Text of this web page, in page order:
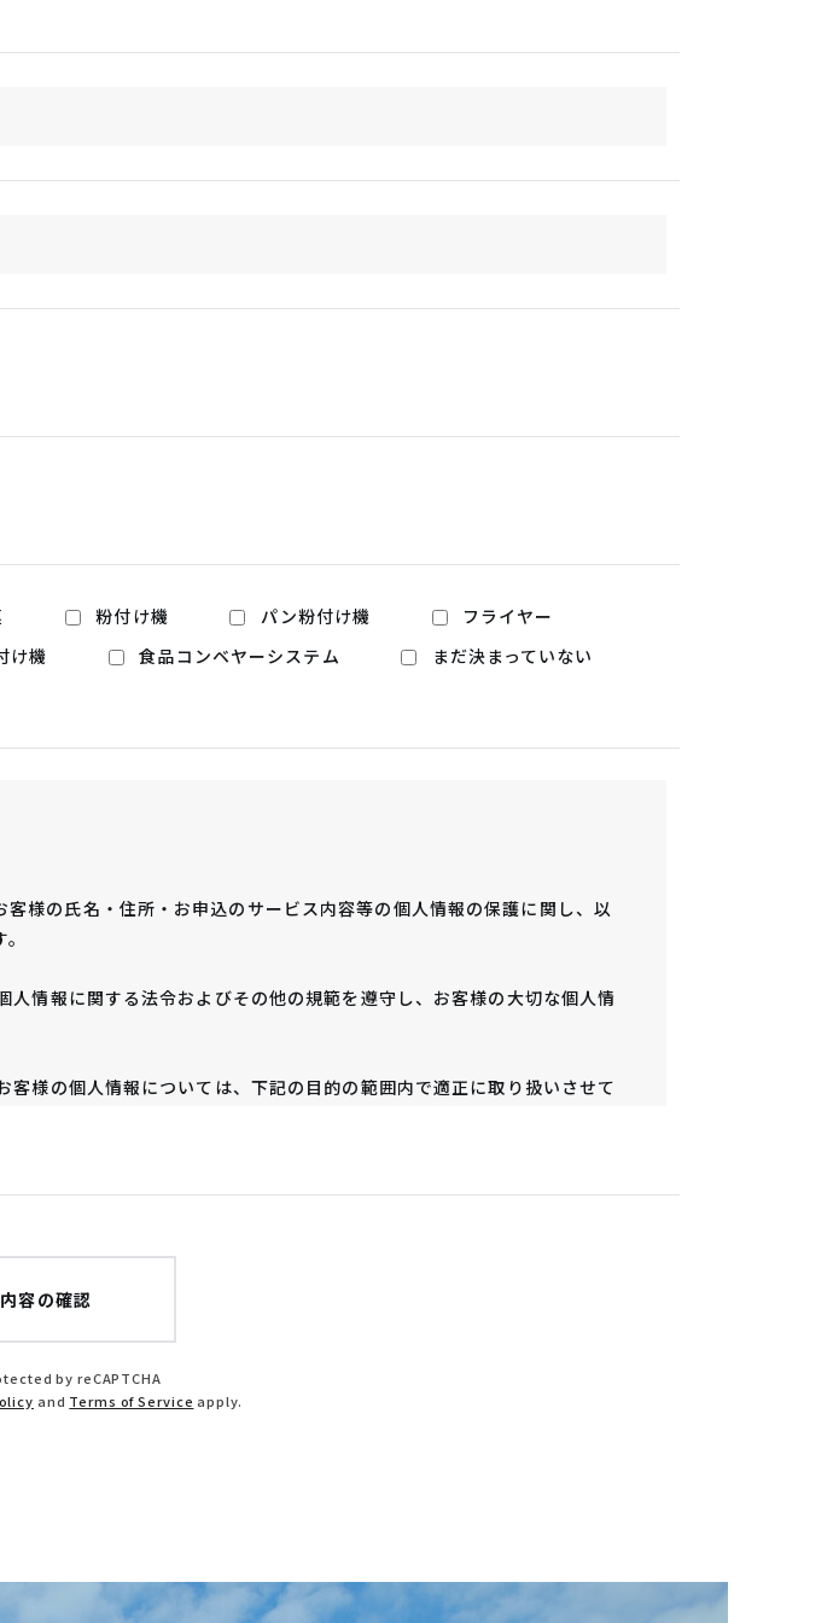
粉付け機 パン粉付け機
フライヤー
け機 食品コンベヤーシステム
まだ決まっていない
様の氏名・住所・お申込のサービス内容等の個人情報の保護に関し、以
人情報に関する法令およびその他の規範を遵守し、お客様の大切な個人情
客様の個人情報については、下記の目的の範囲内で適正に取り扱いさせて
客様の個人情報を適正に取り扱うため、社内規定及び社内管理体制の整
の不正アクセスや個人情報の紛失、破壊、改ざん及び漏洩防止に関する適切
られている企業を選定し、個人情報保護の契約を締結する等、必要かつ
法令等に基づき、裁判所・警察機関等の公的機関から開示の要請があった場
by reCAPTCHA
and Terms of Service apply.